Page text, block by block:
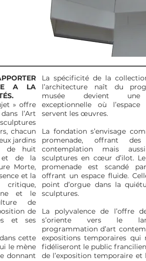
A LA
» offre
l’Art
chacun
jardins
de huit
et de la
Morte,
et la
critique,
et le
de
de
et ses
cette
le mène
donnant
La spécificité de la
l’architecture naît du
musée devient une
exceptionnelle où
servent les œuvres.
La fondation s’envisage
promenade, offrant
contemplation mais
sculptures en cœur d’ilot.
promenade est scandé
offrant un espace fluide.
point d’orgue dans la
sculptures.
La polyvalence de l’offre
s’oriente vers le
programmation d’art
expositions temporaires qui
fidéliseront le public
de l’exposition temporaire et